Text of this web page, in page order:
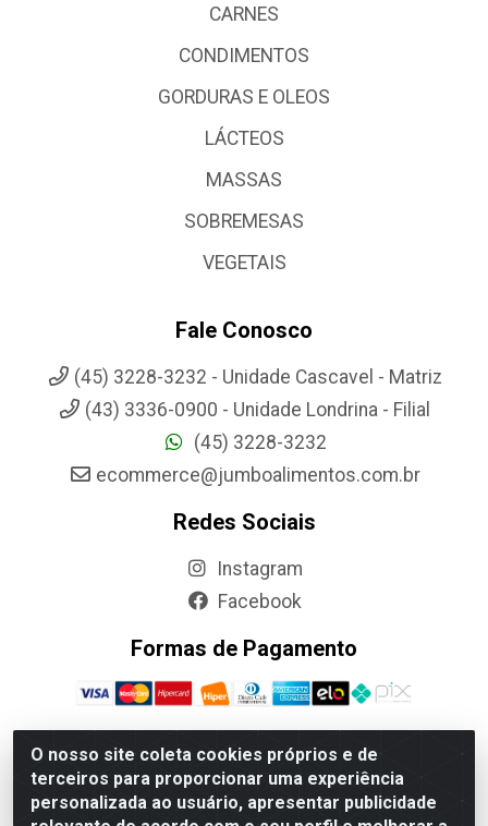
O nosso site coleta cookies próprios e de
terceiros para proporcionar uma experiência
personalizada ao usuário, apresentar publicidade
CARNES
CONDIMENTOS
GORDURAS E OLEOS
LÁCTEOS
MASSAS
SOBREMESAS
VEGETAIS
Fale Conosco
(45) 3228-3232 - Unidade Cascavel - Matriz
(43) 3336-0900 - Unidade Londrina - Filial
(45) 3228-3232
ecommerce@jumboalimentos.com.br
Redes Sociais
Instagram
Facebook
Formas de Pagamento
Jumbo Alimentos Cascavel - Matriz - Rua Itatiba Do Sul, 161 -
Santos Dumont, Cascavel-PR - CEP 85804-700- CNPJ